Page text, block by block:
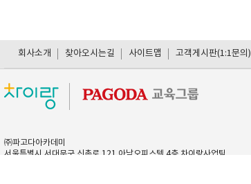
회사소개 찾아오시는길 사이트맵 고객게시판(1:1문의)
㈜파고다아카데미
서울특별시 서대문구 신촌로 121 아남오피스텔 4층 차이랑사업팀